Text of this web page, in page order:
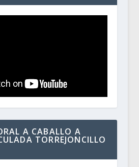
A CABALLO A
TORREJONCILLO